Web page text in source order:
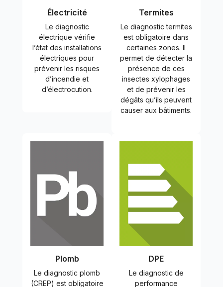
Électricité
Le diagnostic
électrique vérifie
l’état des installations
électriques pour
prévenir les risques
d’incendie et
d’électrocution.
Termites
Le diagnostic termites
est obligatoire dans
certaines zones. Il
permet de détecter la
présence de ces
insectes xylophages
et de prévenir les
dégâts qu’ils peuvent
causer aux bâtiments.
Plomb
Le diagnostic plomb
(CREP) est obligatoire
DPE
Le diagnostic de
performance